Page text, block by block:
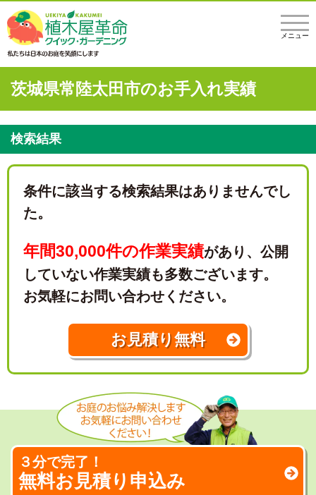
メニュー
茨城県常陸太田市のお手入れ実績
検索結果
条件に該当する検索結果はありませんでし
た。
年間30,000件の作業実績があり、 公開
していない作業実績も多数ございます。
お気軽にお問い合わせください。
お見積り無料
３分で完了！
無料お見積り申込み